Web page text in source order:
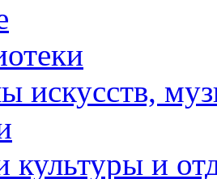
искусств,
культуры и